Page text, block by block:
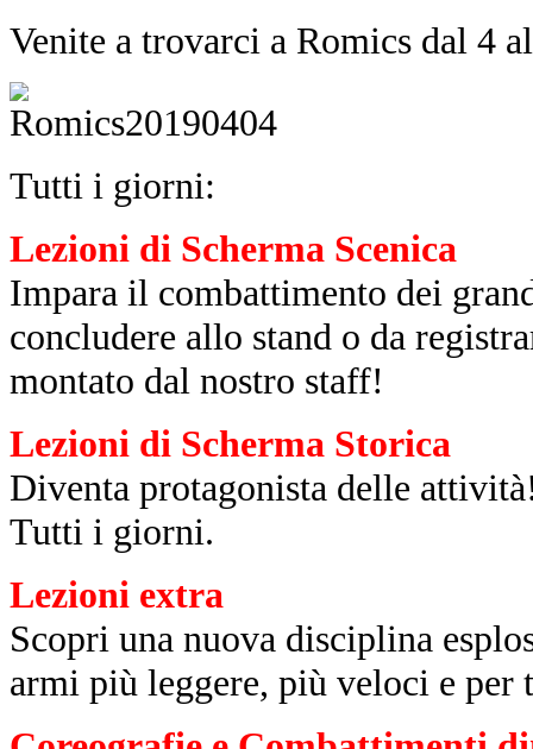
Venite a trovarci a Romics dal 4
Tutti i giorni:
Lezioni di Scherma Scenica
Impara il combattimento dei
concludere allo stand o da
montato dal nostro staff!
Lezioni di Scherma Storica
Diventa protagonista delle
Tutti i giorni.
Lezioni extra
Scopri una nuova disciplina
armi più leggere, più veloci e per